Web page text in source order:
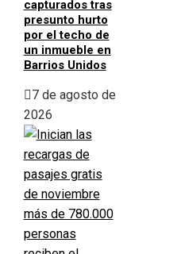
capturados tras
presunto hurto
por el techo de
un inmueble en
Barrios Unidos
7 de agosto de
2026